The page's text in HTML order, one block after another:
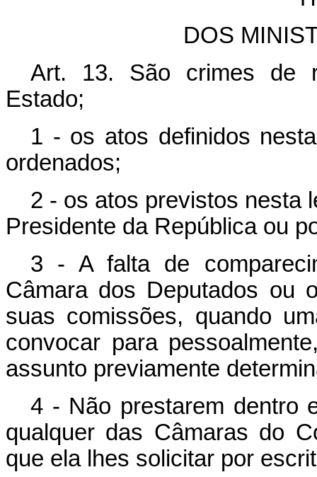
DOS
Art. 13. São crimes de
Estado;
1 - os atos definidos
ordenados;
2 - os atos previstos nesta
Presidente da República ou
3 - A falta de
Câmara dos Deputados ou
suas comissões, quando
convocar para
assunto previamente
4 - Não prestarem dentro
qualquer das Câmaras do
que ela lhes solicitar por